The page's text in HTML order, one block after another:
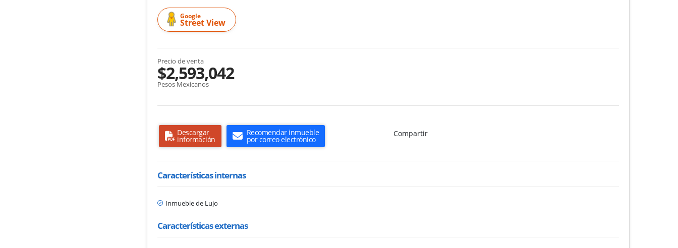
Google
Street View
Precio de venta
$2,593,042
Pesos Mexicanos
Descargar
información
Recomendar inmueble
por correo electrónico
Compartir
Características internas
Inmueble de Lujo
Características externas